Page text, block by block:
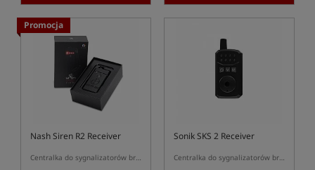
Promocja
Nash Siren R2 Receiver
Centralka do sygnalizatorów brań Nash R2
Sonik SKS 2 Receiver
Centralka do sygnalizatorów brań Sonik SKS2